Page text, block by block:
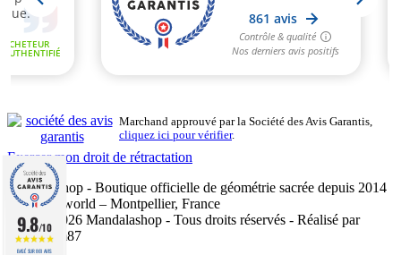
Marchand approuvé par la Société des Avis Garantis,
cliquez ici pour vérifier.
Exercer mon droit de rétractation
Mandalashop - Boutique officielle de géométrie sacrée depuis 2014
- Sarl Uniworld – Montpellier, France
©2014–2026 Mandalashop - Tous droits réservés - Réalisé par
Mediacom87
9.8/10
BASÉ SUR 861 AVIS